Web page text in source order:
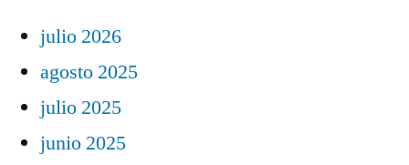
julio 2026
agosto 2025
julio 2025
junio 2025